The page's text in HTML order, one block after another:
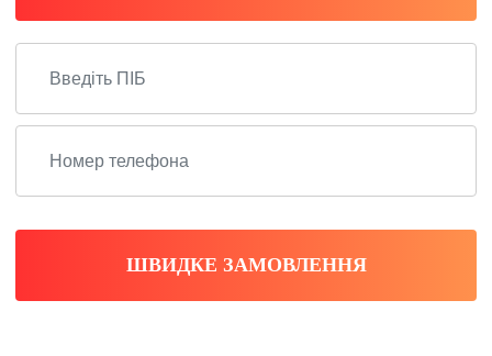
ШВИДКЕ ЗАМОВЛЕННЯ